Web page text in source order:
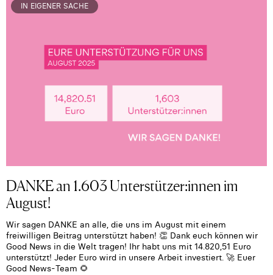
IN EIGENER SACHE
DANKE an 1.603 Unterstützer:innen im
August!
Wir sagen DANKE an alle, die uns im August mit einem
freiwilligen Beitrag unterstützt haben! 👏 Dank euch können wir
Good News in die Welt tragen! Ihr habt uns mit 14.820,51 Euro
unterstützt! Jeder Euro wird in unsere Arbeit investiert. 🚀 Euer
Good News-Team 🌻